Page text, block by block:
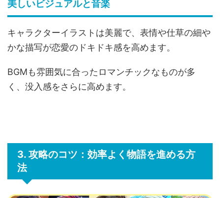
美しいビジュアルと音楽
キャラクターイラストは美麗で、表情や仕草の細や
かな描写が恋愛のドキドキ感を高めます。
BGMも雰囲気に合ったロマンチックなものが多
く、没入感をさらに高めます。
3. 攻略のコツ：効率よく物語を進める方
法